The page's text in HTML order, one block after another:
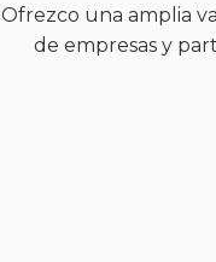
Ofrezco una amplia
de empresas y